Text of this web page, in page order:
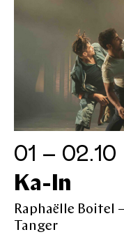
01 – 02.10
Ka-In
Raphaëlle Boitel
Tanger